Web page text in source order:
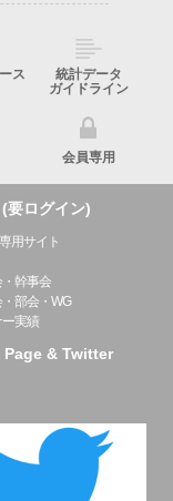
ス
統計データ
ガイドライン
会員専用
要ログイン)
用サイト
幹事会
部会・WG
実績
& Twitter